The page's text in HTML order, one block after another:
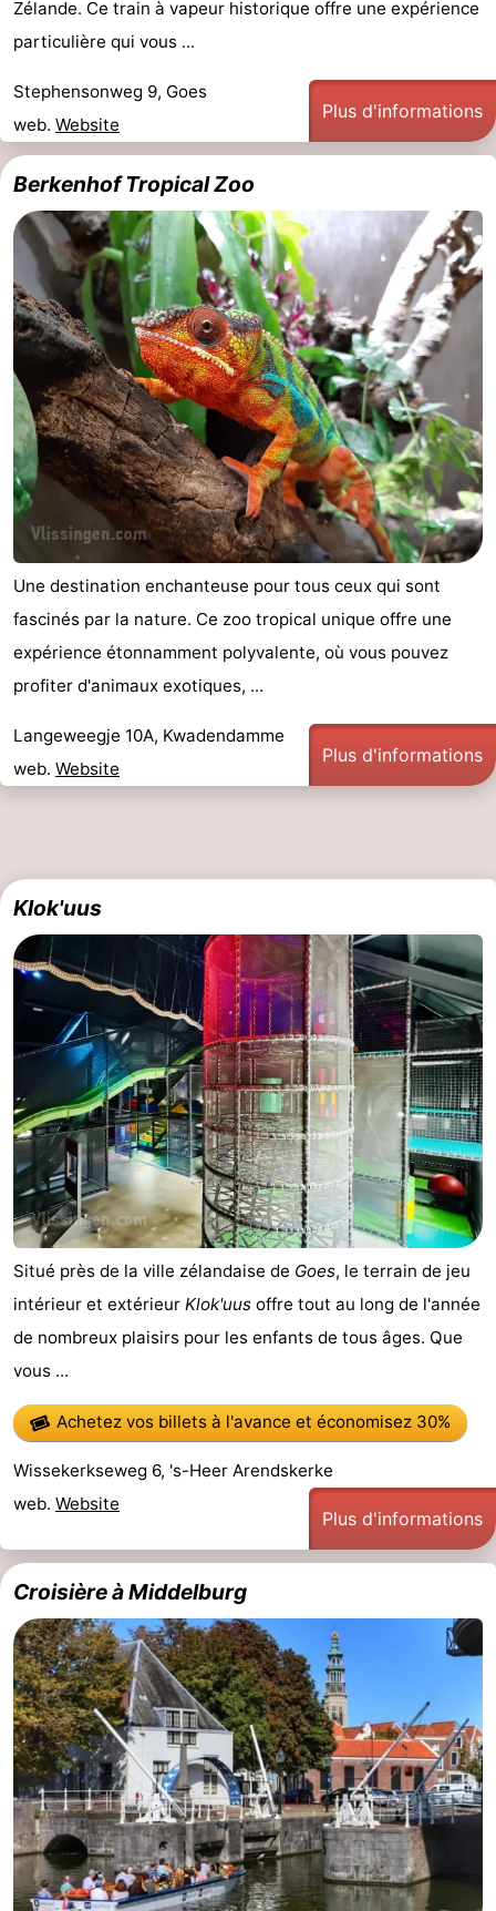
Zélande. Ce train à vapeur historique offre une expérience
particulière qui vous ...
Stephensonweg 9, Goes
web. Website
Plus d'informations
Berkenhof Tropical Zoo
Une destination enchanteuse pour tous ceux qui sont
fascinés par la nature. Ce zoo tropical unique offre une
expérience étonnamment polyvalente, où vous pouvez
profiter d'animaux exotiques, ...
Langeweegje 10A, Kwadendamme
web. Website
Plus d'informations
Klok'uus
Situé près de la ville zélandaise de Goes, le terrain de jeu
intérieur et extérieur Klok'uus offre tout au long de l'année
de nombreux plaisirs pour les enfants de tous âges. Que
vous ...
Achetez vos billets à l'avanceet économisez 30%
Wissekerkseweg 6, 's-Heer Arendskerke
web. Website
Plus d'informations
Croisière à Middelburg